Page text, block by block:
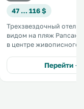
47 … 116 $
Трехзвездочный отель
видом на пляж Рапсани
в центре живописного
солнечная терраса и
WiFi на всей территории
комплекса. .
Перейти →